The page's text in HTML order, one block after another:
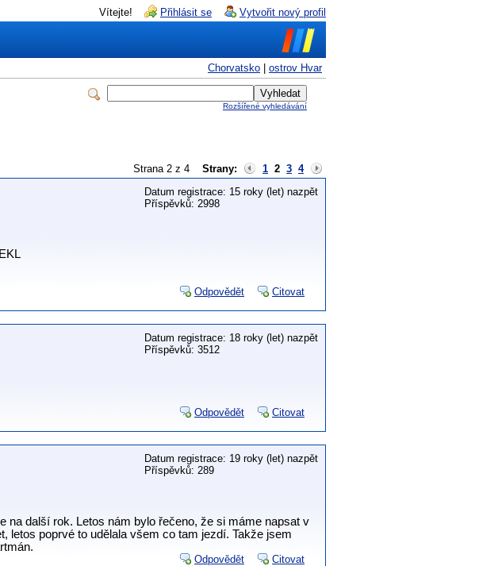
Vítejte! Přihlásit se Vytvořit nový profil
Chorvatsko ostrov Hvar
Rozšířené vyhledávání
Strana 2 z 4 Strany: 1 2 3 4
Datum registrace: 15 roky (let) nazpět
Příspěvků: 2998
Odpovědět Citovat
Datum registrace: 18 roky (let) nazpět
Příspěvků: 3512
Odpovědět Citovat
Datum registrace: 19 roky (let) nazpět
Příspěvků: 289
na další rok. Letos nám bylo řečeno, že si máme napsat v
letos poprvé to udělala všem co tam jezdí. Takže jsem
Odpovědět Citovat